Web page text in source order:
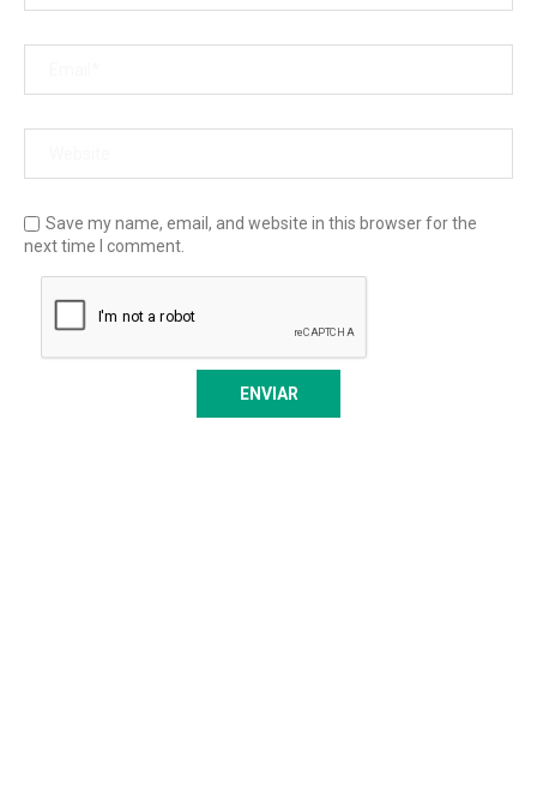
Save my name, email, and website in this browser for the
next time I comment.